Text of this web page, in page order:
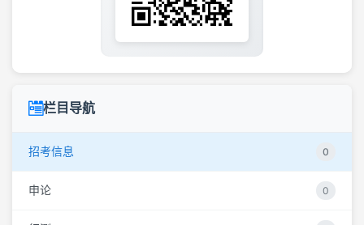
栏目导航
招考信息 0
申论 0